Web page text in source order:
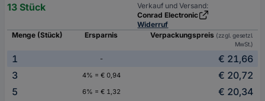
13 Stück
Verkauf und Versand:
Conrad Electronic
Widerruf
Menge (Stück)
Ersparnis Verpackungspreis (zzgl. gesetzl.
MwSt.)
1 -
€ 21,66
3
4% = € 0,94
€ 20,72
5
6% = € 1,32
€ 20,34